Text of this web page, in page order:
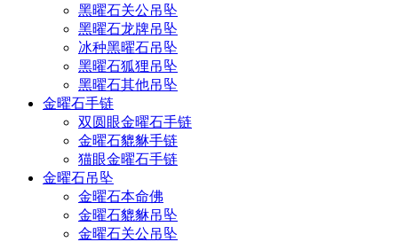
黑曜石关公吊坠
黑曜石龙牌吊坠
冰种黑曜石吊坠
黑曜石狐狸吊坠
黑曜石其他吊坠
金曜石手链
双圆眼金曜石手链
金曜石貔貅手链
猫眼金曜石手链
金曜石吊坠
金曜石本命佛
金曜石貔貅吊坠
金曜石关公吊坠